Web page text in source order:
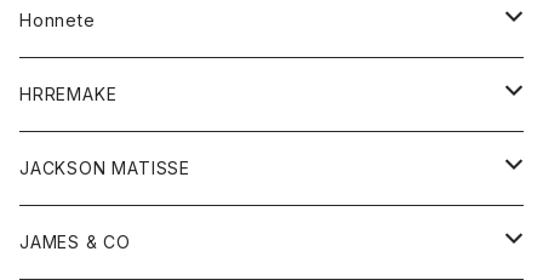
帽子
カーディガン
コート
アクセサリー
ウォレット
ストール
キッズ
Tシャツ
グッズ
アンダーウェア
トップス
アウター
カーディガン
コート
キッズ
Tシャツ
ロンパース
グッズ
靴
トップス
Honnete
ブラウス
ワンピース
HRREMAKE
バック
キッズ
JACKSON MATISSE
Tシャツ
JAMES & CO